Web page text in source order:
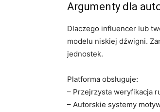
Argumenty dla
Dlaczego influencer lub
modelu niskiej dźwigni.
jednostek.
Platforma obsługuje:
– Przejrzysta weryfikacja
– Autorskie systemy